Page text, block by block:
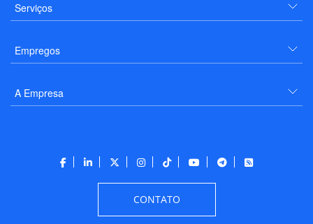
Serviços
Empregos
A Empresa
CONTATO